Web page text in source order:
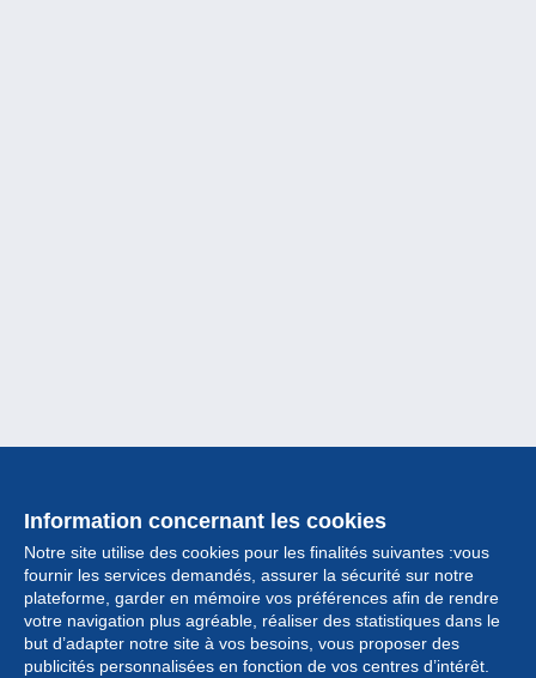
Information concernant les cookies
Notre site utilise des cookies pour les finalités suivantes :vous
fournir les services demandés, assurer la sécurité sur notre
plateforme, garder en mémoire vos préférences afin de rendre
votre navigation plus agréable, réaliser des statistiques dans le
but d’adapter notre site à vos besoins, vous proposer des
publicités personnalisées en fonction de vos centres d’intérêt.
Collection